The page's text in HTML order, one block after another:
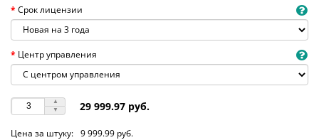
Срок лицензии
Центр управления
29 999.97 руб.
Цена за штуку: 9 999.99 руб.